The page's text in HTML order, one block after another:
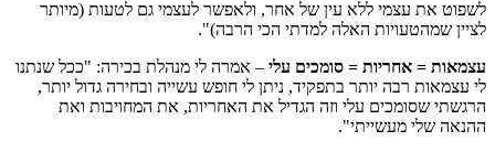
לשפוט את עצמי ללא עין של אחר, ולאפשר לעצמי גם לטעות (מיותר
לציין שמהטעויות האלה למדתי הכי הרבה)".
עצמאות = אחריות = סומכים עלי – אמרה לי מנהלת בכירה: "ככל שנתנו
לי עצמאות רבה יותר בתפקיד, ניתן לי חופש עשייה ובחירה גדול יותר,
הרגשתי שסומכים עלי וזה הגדיל את האחריות, את המחויבות ואת
ההנאה שלי מעשייתי".